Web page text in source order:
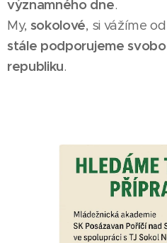
významného dne.
My, sokolové, si vážíme
stále podporujeme
republiku.